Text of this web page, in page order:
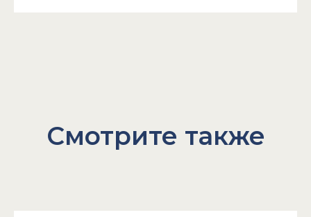
Смотрите также